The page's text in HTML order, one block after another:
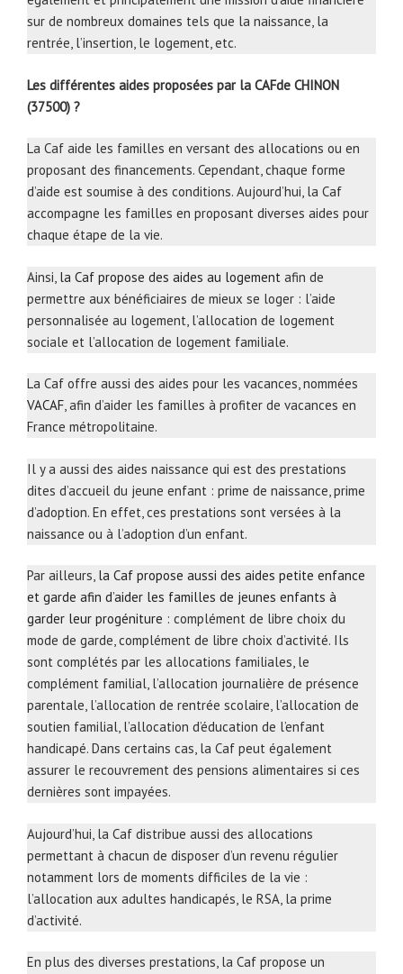
sur de nombreux domaines tels que la naissance, la
rentrée, l’insertion, le logement, etc.
Les différentes aides proposées par la CAFde CHINON
(37500) ?
La Caf aide les familles en versant des allocations ou en
proposant des financements. Cependant, chaque forme
d’aide est soumise à des conditions. Aujourd’hui, la Caf
accompagne les familles en proposant diverses aides pour
chaque étape de la vie.
Ainsi, la Caf propose des aides au logement afin de
permettre aux bénéficiaires de mieux se loger : l’aide
personnalisée au logement, l’allocation de logement
sociale et l’allocation de logement familiale.
La Caf offre aussi des aides pour les vacances, nommées
VACAF, afin d’aider les familles à profiter de vacances en
France métropolitaine.
Il y a aussi des aides naissance qui est des prestations
dites d’accueil du jeune enfant : prime de naissance, prime
d’adoption. En effet, ces prestations sont versées à la
naissance ou à l’adoption d’un enfant.
Par ailleurs, la Caf propose aussi des aides petite enfance
et garde afin d’aider les familles de jeunes enfants à
garder leur progéniture : complément de libre choix du
mode de garde, complément de libre choix d’activité. Ils
sont complétés par les allocations familiales, le
complément familial, l’allocation journalière de présence
parentale, l’allocation de rentrée scolaire, l’allocation de
soutien familial, l’allocation d’éducation de l’enfant
handicapé. Dans certains cas, la Caf peut également
assurer le recouvrement des pensions alimentaires si ces
dernières sont impayées.
Aujourd’hui, la Caf distribue aussi des allocations
permettant à chacun de disposer d’un revenu régulier
notamment lors de moments difficiles de la vie :
l’allocation aux adultes handicapés, le RSA, la prime
d’activité.
En plus des diverses prestations, la Caf propose un